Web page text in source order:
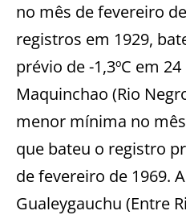
no mês de fevereiro
registros em 1929,
prévio de -1,3ºC em
Maquinchao (Rio
menor mínima no
que bateu o registro
de fevereiro de 1969.
Gualeygauchu (Entre